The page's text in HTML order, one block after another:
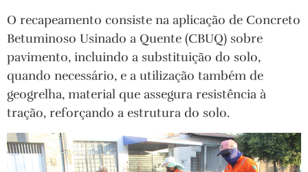
O recapeamento consiste na aplicação de Concreto
Betuminoso Usinado a Quente (CBUQ) sobre
pavimento, incluindo a substituição do solo,
quando necessário, e a utilização também de
geogrelha, material que assegura resistência à
tração, reforçando a estrutura do solo.